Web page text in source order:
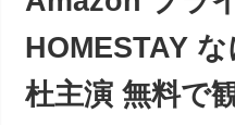
HOMESTAY
杜主演 無料で